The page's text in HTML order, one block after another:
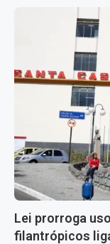
Lei prorroga
filantrópicos